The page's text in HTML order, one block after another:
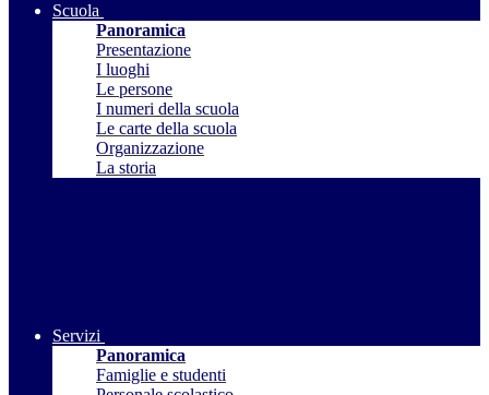
Scuola
Panoramica
Presentazione
I luoghi
Le persone
I numeri della scuola
Le carte della scuola
Organizzazione
La storia
Servizi
Panoramica
Famiglie e studenti